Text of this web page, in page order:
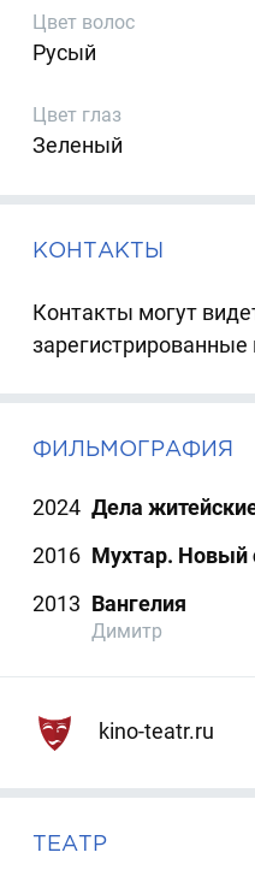
Цвет волос
Русый
Цвет глаз
Зеленый
КОНТАКТЫ
Контакты могут
зарегистрированные
ФИЛЬМОГРАФИЯ
2024 Дела
2016 Мухтар. Новый
2013 Вангелия
Димитр
kino-teatr.ru
ТЕАТР